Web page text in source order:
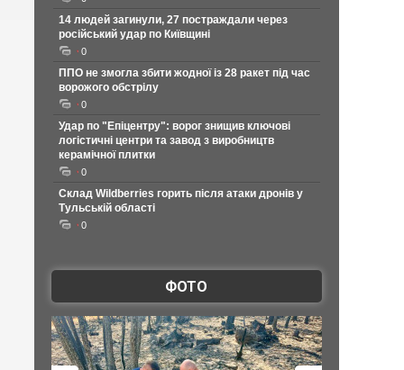
14 людей загинули, 27 постраждали через
російський удар по Київщині
0
ППО не змогла збити жодної із 28 ракет під час
ворожого обстрілу
0
Удар по "Епіцентру": ворог знищив ключові
логістичні центри та завод з виробництв
керамічної плитки
0
Склад Wildberries горить після атаки дронів у
Тульській області
0
ФОТО